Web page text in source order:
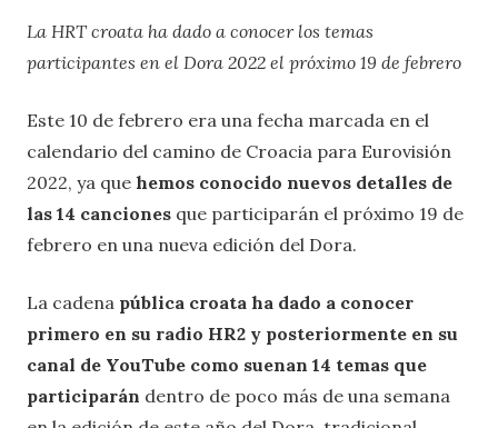
La HRT croata ha dado a conocer los temas
participantes en el Dora 2022 el próximo 19 de febrero
Este 10 de febrero era una fecha marcada en el
calendario del camino de Croacia para Eurovisión
2022, ya que hemos conocido nuevos detalles de
las 14 canciones que participarán el próximo 19 de
febrero en una nueva edición del Dora.
La cadena pública croata ha dado a conocer
primero en su radio HR2 y posteriormente en su
canal de YouTube como suenan 14 temas que
participarán dentro de poco más de una semana